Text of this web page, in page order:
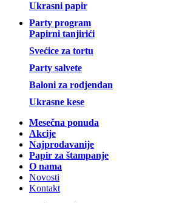
Ukrasni papir
Party program
Papirni tanjirići
Svećice za tortu
Party salvete
Baloni za rodjendan
Ukrasne kese
Mesečna ponuda
Akcije
Najprodavanije
Papir za štampanje
O nama
Novosti
Kontakt